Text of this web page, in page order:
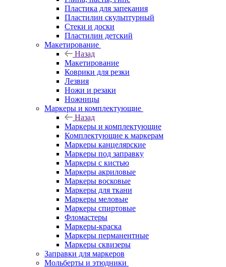
Пластика для запекания
Пластилин скульптурный
Стеки и доски
Пластилин детский
Макетирование
Назад
Макетирование
Коврики для резки
Лезвия
Ножи и резаки
Ножницы
Маркеры и комплектующие
Назад
Маркеры и комплектующие
Комплектующие к маркерам
Маркеры канцелярские
Маркеры под заправку
Маркеры с кистью
Маркеры акриловые
Маркеры восковые
Маркеры для ткани
Маркеры меловые
Маркеры спиртовые
Фломастеры
Маркеры-краска
Маркеры перманентные
Маркеры сквизеры
Заправки для маркеров
Мольберты и этюдники